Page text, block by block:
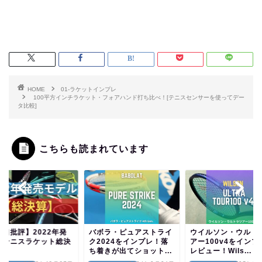
HOME
01-ラケットインプレ
100平方インチラケット・フォアハンド打ち比べ！[テニスセンサーを使ってデー
タ比較]
こちらも読まれています
口批評】2022年発
テニスラケット総決
バボラ・ピュアストライ
ク2024をインプレ！落
ち着きが出てショット...
ウイルソン・ウルト
アー100v4をインプ
レビュー！Wils...